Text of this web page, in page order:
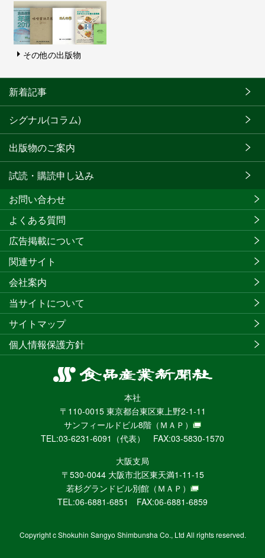
その他の出版物
新着記事
シグナル(コラム)
出版物のご案内
試読・購読申し込み
食
産
業
新
聞
社
ニ
ュ
ー
WEB
本社
〒110-0015 東京都台東区東上野2-1-11
サンフィールドビル8階 （ＭＡＰ）
TEL:03-6231-6091（代表） FAX:03-5830-1570
大阪支局
〒530-0044 大阪市北区東天満1-11-15
若杉グランドビル別館 （ＭＡＰ）
TEL:06-6881-6851 FAX:06-6881-6859
お問い合わせ
よくある質問
広告掲載について
関連サイト
会社案内
当サイトについて
サイトマップ
個人情報保護方針
Copyright c Shokuhin Sangyo Shimbunsha Co., Ltd All rights reserved.